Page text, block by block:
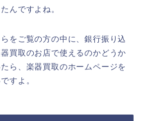
んですよね。
をご覧の方の中に、銀行振り込
買取のお店で使えるのかどうか
ら、楽器買取のホームページを
すよ。